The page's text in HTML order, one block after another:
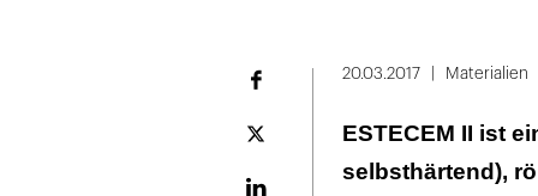
Plattform
20.03.2017 Materialien
ESTECEM II ist
selbsthärtend),